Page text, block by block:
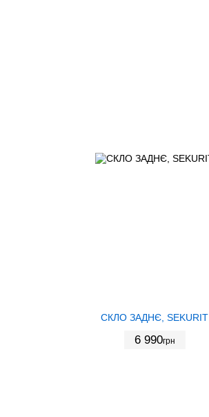
СКЛО ЗАДНЄ, SEKURIT
6 990грн